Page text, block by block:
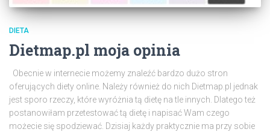
DIETA
Dietmap.pl moja opinia
Obecnie w internecie możemy znaleźć bardzo dużo stron
oferujących diety online. Należy również do nich Dietmap.pl jednak
jest sporo rzeczy, które wyróżnia tą dietę na tle innych. Dlatego też
postanowiłam przetestować tą dietę i napisać Wam czego
możecie się spodziewać. Dzisiaj każdy praktycznie ma przy sobie